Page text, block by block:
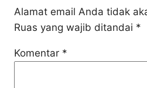
Alamat email Anda tidak
Ruas yang wajib ditandai *
Komentar *